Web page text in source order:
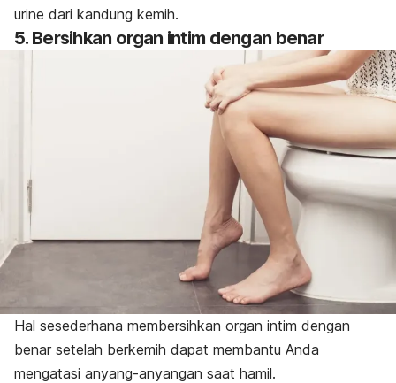
urine dari kandung kemih.
5. Bersihkan organ intim dengan benar
Hal sesederhana membersihkan organ intim dengan
benar setelah berkemih dapat membantu Anda
mengatasi anyang-anyangan saat hamil.